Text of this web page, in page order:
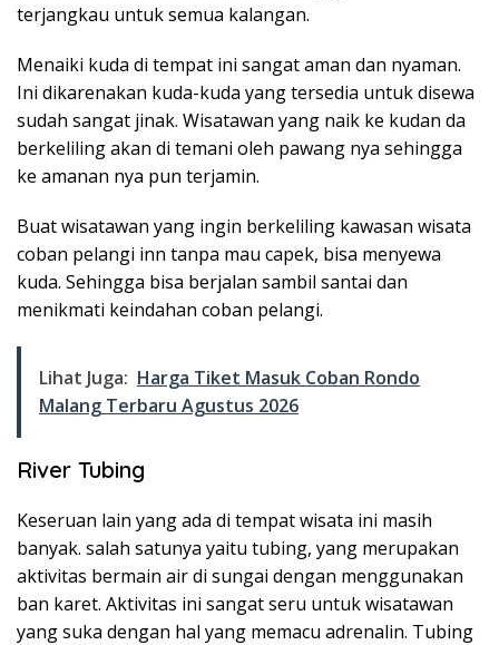
terjangkau untuk semua kalangan.
Menaiki kuda di tempat ini sangat aman dan nyaman.
Ini dikarenakan kuda-kuda yang tersedia untuk disewa
sudah sangat jinak. Wisatawan yang naik ke kudan da
berkeliling akan di temani oleh pawang nya sehingga
ke amanan nya pun terjamin.
Buat wisatawan yang ingin berkeliling kawasan wisata
coban pelangi inn tanpa mau capek, bisa menyewa
kuda. Sehingga bisa berjalan sambil santai dan
menikmati keindahan coban pelangi.
Lihat Juga: Harga Tiket Masuk Coban Rondo
Malang Terbaru Agustus 2026
River Tubing
Keseruan lain yang ada di tempat wisata ini masih
banyak. salah satunya yaitu tubing, yang merupakan
aktivitas bermain air di sungai dengan menggunakan
ban karet. Aktivitas ini sangat seru untuk wisatawan
yang suka dengan hal yang memacu adrenalin. Tubing